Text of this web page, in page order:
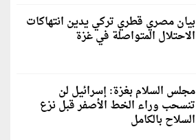
بيان مصري قطري تركي يدين انتهاكات
الاحتلال المتواصلة في غزة
مجلس السلام بغزة: إسرائيل لن
تنسحب وراء الخط الأصفر قبل نزع
السلاح بالكامل